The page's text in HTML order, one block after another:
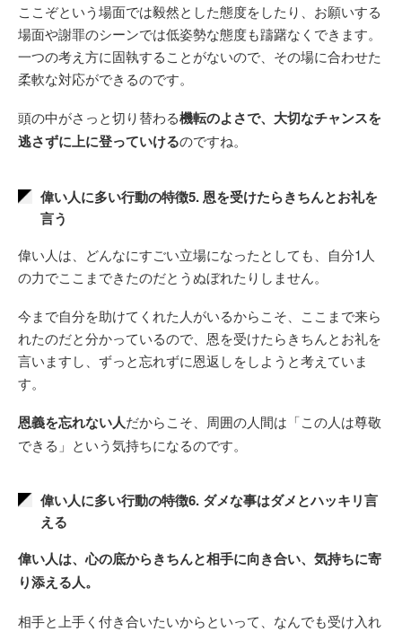
ここぞという場面では毅然とした態度をしたり、お願いする
場面や謝罪のシーンでは低姿勢な態度も躊躇なくできます。
一つの考え方に固執することがないので、その場に合わせた
柔軟な対応ができるのです。
頭の中がさっと切り替わる機転のよさで、大切なチャンスを
逃さずに上に登っていけるのですね。
偉い人に多い行動の特徴5. 恩を受けたらきちんとお礼を
言う
偉い人は、どんなにすごい立場になったとしても、自分1人
の力でここまできたのだとうぬぼれたりしません。
今まで自分を助けてくれた人がいるからこそ、ここまで来ら
れたのだと分かっているので、恩を受けたらきちんとお礼を
言いますし、ずっと忘れずに恩返しをしようと考えていま
す。
恩義を忘れない人だからこそ、周囲の人間は「この人は尊敬
できる」という気持ちになるのです。
偉い人に多い行動の特徴6. ダメな事はダメとハッキリ言
える
偉い人は、心の底からきちんと相手に向き合い、気持ちに寄
り添える人。
相手と上手く付き合いたいからといって、なんでも受け入れ